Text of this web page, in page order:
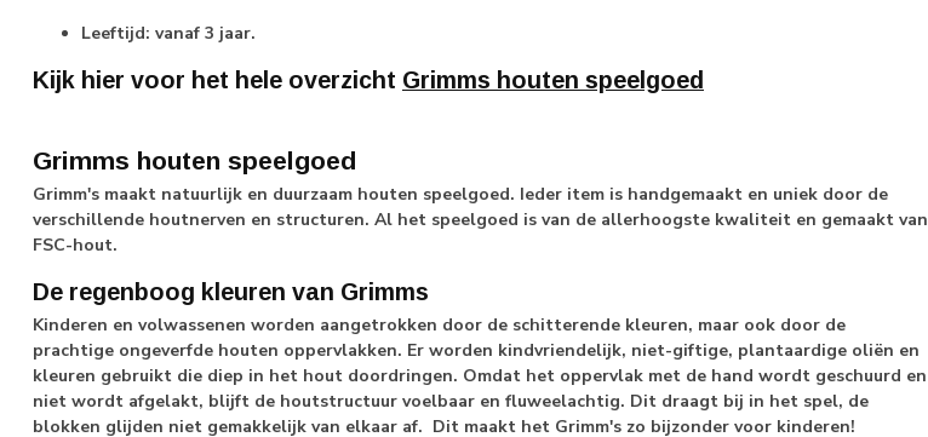
Leeftijd: vanaf 3 jaar.
Kijk hier voor het hele overzicht Grimms houten speelgoed
Grimms houten speelgoed
Grimm's maakt natuurlijk en duurzaam houten speelgoed. Ieder item is handgemaakt en uniek door de
verschillende houtnerven en structuren. Al het speelgoed is van de allerhoogste kwaliteit en gemaakt van
FSC-hout.
De regenboog kleuren van Grimms
Kinderen en volwassenen worden aangetrokken door de schitterende kleuren, maar ook door de
prachtige ongeverfde houten oppervlakken. Er worden kindvriendelijk, niet-giftige, plantaardige oliën en
kleuren gebruikt die diep in het hout doordringen. Omdat het oppervlak met de hand wordt geschuurd en
niet wordt afgelakt, blijft de houtstructuur voelbaar en fluweelachtig. Dit draagt bij in het spel, de
blokken glijden niet gemakkelijk van elkaar af. Dit maakt het Grimm's zo bijzonder voor kinderen!